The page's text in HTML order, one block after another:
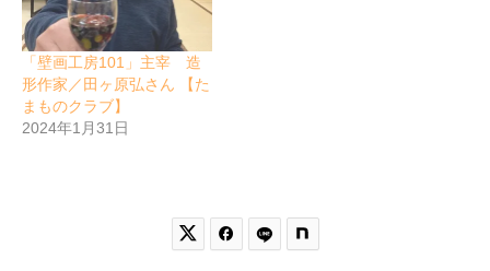
「壁画工房101」主宰 造
形作家／田ヶ原弘さん 【た
まものクラブ】
2024年1月31日
 